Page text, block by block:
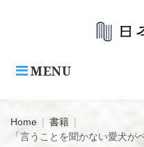
MENU
Home | 書籍 |
「言うことを聞かない愛犬